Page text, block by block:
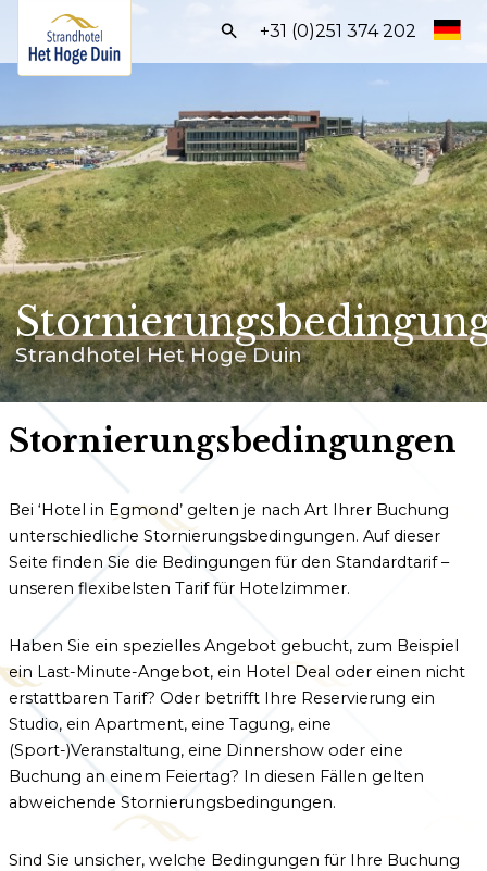
Frontend
search:
+31 (0)251 374 202
Zimmer
Arrangements
Geschäftsbereich
Festliche Anlässe
Einrichtungen
Umgebung
BUCHEN SIE DIREKT
Kundenservice
Kontakt
Route
Strandhotel Het Hoge Duin
Stornierungsbedingungen
Bei ‘Hotel in Egmond’ gelten je nach Art Ihrer Buchung
unterschiedliche Stornierungsbedingungen. Auf dieser
Seite finden Sie die Bedingungen für den Standardtarif –
unseren flexibelsten Tarif für Hotelzimmer.
Haben Sie ein spezielles Angebot gebucht, zum Beispiel
ein Last-Minute-Angebot, ein Hotel Deal oder einen nicht
erstattbaren Tarif? Oder betrifft Ihre Reservierung ein
Studio, ein Apartment, eine Tagung, eine
(Sport-)Veranstaltung, eine Dinnershow oder eine
Buchung an einem Feiertag? In diesen Fällen gelten
abweichende Stornierungsbedingungen.
Sind Sie unsicher, welche Bedingungen für Ihre Buchung